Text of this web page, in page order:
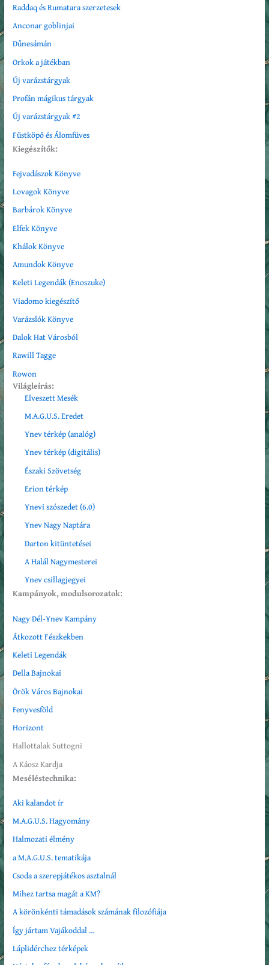
Raddaq és Rumatara szerzetesek
Anconar goblinjai
Dűnesámán
Orkok a játékban
Új varázstárgyak
Profán mágikus tárgyak
Új varázstárgyak #2
Füstköpő és Álomfüves
Kiegészítők:
Fejvadászok Könyve
Lovagok Könyve
Barbárok Könyve
Elfek Könyve
Khálok Könyve
Amundok Könyve
Keleti Legendák (Enoszuke)
Viadomokiegészítő
Varázslók Könyve
Dalok Hat Városból
Rawill Tagge
Rowon
Világleírás:
Elveszett Mesék
M.A.G.U.S. Eredet
Ynev térkép (analóg)
Ynevtérkép (digitális)
Északi Szövetség
Erion térkép
Ynevi szószedet (6.0)
YnevNagy Naptára
Darton kitüntetései
A Halál Nagymesterei
Ynev csillagjegyei
Kampányok, modulsorozatok:
Nagy Dél-Ynev Kampány
Átkozott Fészkekben
Keleti Legendák
Della Bajnokai
Örök Város Bajnokai
Fenyvesföld
Horizont
Hallottalak Suttogni
A Káosz Kardja
Meséléstechnika:
Aki kalandot ír
M.A.G.U.S. Hagyomány
Halmozati élmény
a M.A.G.U.S. tematikája
Csoda a szerepjátékos asztalnál
Mihez tartsa magát a KM?
A körönkénti támadások számának filozófiája
Így jártam Vajákoddal …
Láplidérchez térképek